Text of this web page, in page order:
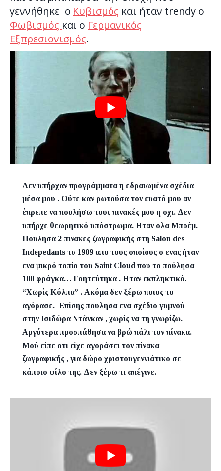
γεννήθηκε ο Κυβισμός και ήταν trendy ο
Φωβισμός και ο Γερμανικός
Εξπρεσιονισμός.
Δεν υπήρχαν προγράμματα η εδραιωμένα σχέδια
μέσα μου . Ούτε καν ρωτούσα τον ευατό μου αν
έπρεπε να πουλήσω τους πινακές μου η οχι. Δεν
υπήρχε θεωρητικό υπόστρωμα. Ηταν ολα Μποέμ.
Πουλησα 2 πινακες ζωγραφικής στη Salon des
Indepedants το 1909 απο τους οποίους ο ενας ήταν
ενα μικρό τοπίο του Saint Cloud που το πούλησα
100 φράγκα… Γοητεύτηκα . Ηταν εκπληκτικό.
“Χωρίς Κόλπα” . Ακόμα δεν ξέρω ποιος το
αγόρασε. Επίσης πουλησα ενα σχέδιο γυμνού
στην Ισιδώρα Ντάνκαν , χωρίς να τη γνωρίζω.
Αργότερα προσπάθησα να βρώ πάλι τον πίνακα.
Μού είπε οτι είχε αγοράσει τον πίνακα
ζωγραφικής , για δώρο χριστουγεννιάτικο σε
κάποιο φίλο της. Δεν ξέρω τι απέγινε.